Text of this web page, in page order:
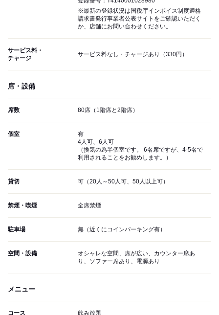
※最新の登録状況は国税庁インボイス制度適格
請求書発行事業者公表サイトをご確認いただく
か、店舗にお問い合わせください。
サービス料・
チャージ
サービス料なし・チャージあり（330円）
席・設備
席数 80席（1階席と2階席）
個室
有
4人可、6人可
（換気の為半個室です。 6名席ですが、4-5名で
利用されることをお勧めします。）
貸切 可（20人～50人可、50人以上可）
禁煙・喫煙 全席禁煙
駐車場 無（近くにコインパーキング有）
空間・設備
オシャレな空間、席が広い、カウンター席あ
り、ソファー席あり、電源あり
メニュー
コース 飲み放題